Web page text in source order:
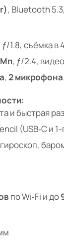
, Bluetooth
ƒ/1.8, съёмка в
Мп, ƒ/2.4,
, 2 микрофона.
и быстрая
(USB‑C и
по Wi‑Fi и до